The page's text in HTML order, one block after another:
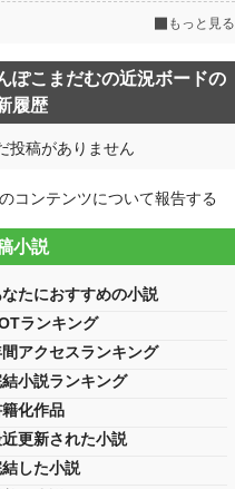
もっと見る
ぽこまだむの近況ボードの
履歴
投稿がありません
コンテンツについて報告する
小説
なたにおすすめの小説
ランキング
アクセスランキング
結小説ランキング
化作品
更新された小説
結した小説